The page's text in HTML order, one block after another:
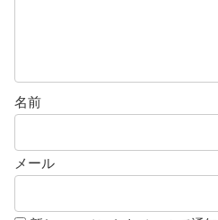
名前
メール